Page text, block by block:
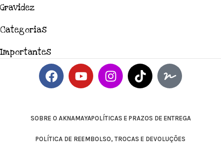
Gravidez
Categorias
Importantes
SOBRE O AKNAMAYAPOLÍTICAS E PRAZOS DE ENTREGA
POLÍTICA DE REEMBOLSO, TROCAS E DEVOLUÇÕES